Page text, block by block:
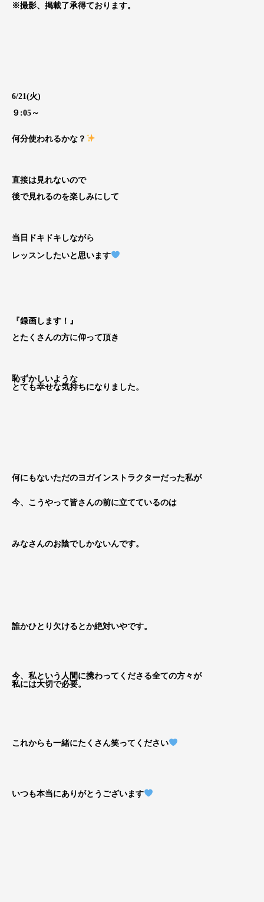
※撮影、掲載了承得ております。
6/21(火)
９:05～
何分使われるかな？
直接は見れないので
後で見れるのを楽しみにして
当日ドキドキしながら
レッスンしたいと思います
『録画します！』
とたくさんの方に仰って頂き
恥ずかしいような
とても幸せな気持ちになりました。
何にもないただのヨガインストラクターだった私が
今、こうやって皆さんの前に立てているのは
みなさんのお陰でしかないんです。
誰かひとり欠けるとか絶対いやです。
今、私という人間に携わってくださる全ての方々が
私には大切で必要。
これからも一緒にたくさん笑ってください
いつも本当にありがとうございます